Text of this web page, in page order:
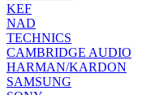
KEF
NAD
TECHNICS
CAMBRIDGE AUDIO
HARMAN/KARDON
SAMSUNG